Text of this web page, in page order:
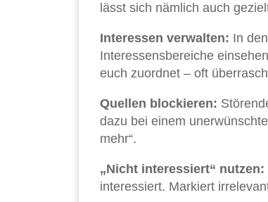
lässt sich nämlich auch
Interessen verwalten: In
Interessensbereiche
euch zuordnet – oft
Quellen blockieren:
dazu bei einem
mehr“.
„Nicht interessiert“ nutzen:
interessiert. Markiert